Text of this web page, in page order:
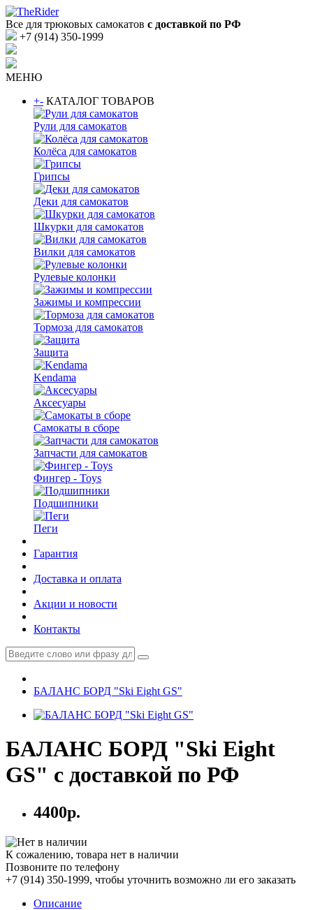
Все для трюковых самокатов с доставкой по РФ
+7 (914) 350-1999
МЕНЮ
+- КАТАЛОГ ТОВАРОВ
Рули для самокатов
Колёса для самокатов
Грипсы
Деки для самокатов
Шкурки для самокатов
Вилки для самокатов
Рулевые колонки
Зажимы и компрессии
Тормоза для самокатов
Защита
Kendama
Аксесуары
Самокаты в сборе
Запчасти для самокатов
Фингер - Toys
Подшипники
Пеги
Гарантия
Доставка и оплата
Акции и новости
Контакты
БАЛАНС БОРД "Ski Eight GS"
БАЛАНС БОРД "Ski Eight
GS" с доставкой по РФ
4400р.
К сожалению, товара нет в наличии
Позвоните по телефону
+7 (914) 350-1999, чтобы уточнить возможно ли его заказать
Описание